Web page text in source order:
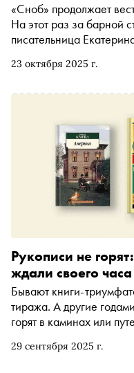
23 октября 2025 г.
«Сноб» продолжает
На этот раз за барной
писательница
Броше. Обсудили,
флотски и сколько
счастливым. Бонусом
дольше — любовь или
29 сентября 2025 г.
Рукописи не
ждали своего часа
Бывают книги-
тиража. А другие
горят в каминах или
Это тексты, которые